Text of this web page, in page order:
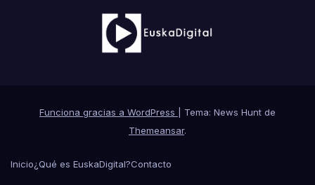
Funciona gracias a WordPress
Tema: News Hunt de
Themeansar.
Inicio¿Qué es EuskaDigital?Contacto